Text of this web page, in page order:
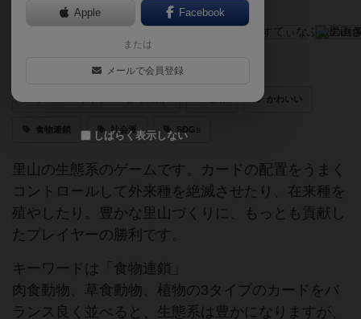
かわいい
食物連鎖 社会派 SDGs
里山の生態系のゲームです。カードの配置をうまく
コントロールして外来種を絶滅させたり、在来種を
殖やしたり。豊かな里山づくりに、もっとも貢献し
たプレイヤーの勝利です。
キーワードは「食物連鎖」
肉食動物、草食動物、植物の3タイプのカードをバ
ランス良く並べると、生態系は豊かになりますが、
Apple Facebook
または
メールで会員登録
しばらく表示しない